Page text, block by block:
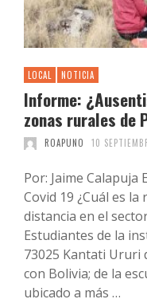
LOCAL NOTICIA
Informe:
zonas rurales de
ROAPUNO 10
Por: Jaime
Covid 19 ¿Cuál es la
distancia en el
Estudiantes de la
73025 Kantati Ururi
con Bolivia; de la
ubicado a más …